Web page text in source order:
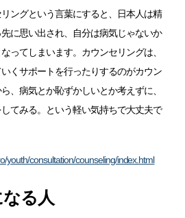
ングという言葉にすると、日本人は精
に思い出され、自分は病気じゃないか
ってしまいます。カウンセリングは、
くサポートを行ったりするのがカウン
、病気とか恥ずかしいとか考えずに、
てみる。という軽い気持ちで大丈夫で
youth/consultation/counseling/index.html
る人